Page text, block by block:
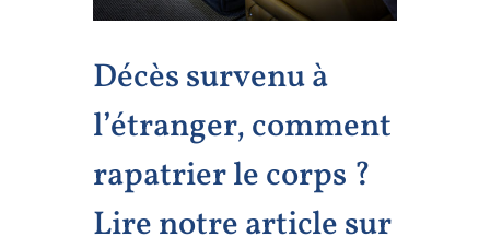
Décès survenu à
l’étranger, comment
rapatrier le corps ?
Lire notre article sur